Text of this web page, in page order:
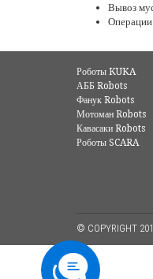
Вывоз
Роботы KUKA
АББ Robots
Фанук Robots
Мотоман Robots
Кавасаки Robots
Роботы SCARA
© COPYRIGHT